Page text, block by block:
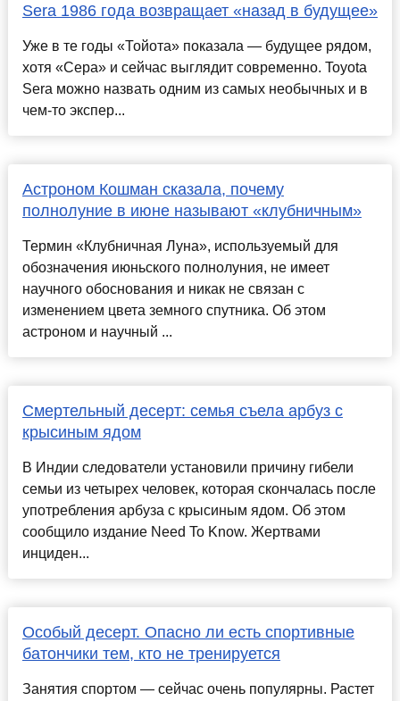
Sera 1986 года возвращает «назад в будущее»
Уже в те годы «Тойота» показала — будущее рядом,
хотя «Сера» и сейчас выглядит современно. Toyota
Sera можно назвать одним из самых необычных и в
чем-то экспер...
Астроном Кошман сказала, почему
полнолуние в июне называют «клубничным»
Термин «Клубничная Луна», используемый для
обозначения июньского полнолуния, не имеет
научного обоснования и никак не связан с
изменением цвета земного спутника. Об этом
астроном и научный ...
Смертельный десерт: семья съела арбуз с
крысиным ядом
В Индии следователи установили причину гибели
семьи из четырех человек, которая скончалась после
употребления арбуза с крысиным ядом. Об этом
сообщило издание Need To Know. Жертвами
инциден...
Особый десерт. Опасно ли есть спортивные
батончики тем, кто не тренируется
Занятия спортом — сейчас очень популярны. Растет